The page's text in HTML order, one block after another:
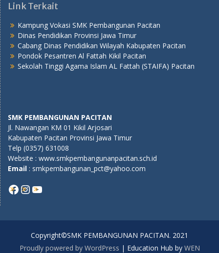
Link Terkait
Kampung Vokasi SMK Pembangunan Pacitan
Dinas Pendidikan Provinsi Jawa Timur
Cabang Dinas Pendidikan Wilayah Kabupaten Pacitan
Pondok Pesantren Al Fattah Kikil Pacitan
Sekolah Tinggi Agama Islam AL Fattah (STAIFA) Pacitan
SMK PEMBANGUNAN PACITAN
Jl. Nawangan KM 01 Kikil Arjosari
Kabupaten Pacitan Provinsi Jawa Timur
Telp (0357) 631008
Website : www.smkpembangunanpacitan.sch.id
Email : smkpembangunan_pct@yahoo.com
Copyright©SMK PEMBANGUNAN PACITAN. 2021
Proudly powered by WordPress | Education Hub by WEN